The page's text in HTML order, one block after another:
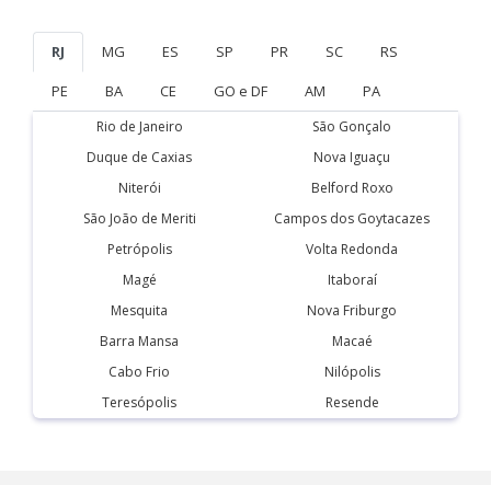
RJ MG ES SP PR SC
RS
PE
BA CE GO e DF AM PA
Rio de Janeiro
São Gonçalo
Duque de Caxias
Nova Iguaçu
Niterói
Belford Roxo
São João de Meriti
Campos dos Goytacazes
Petrópolis
Volta Redonda
Magé
Itaboraí
Mesquita
Nova Friburgo
Barra Mansa
Macaé
Cabo Frio
Nilópolis
Teresópolis
Resende